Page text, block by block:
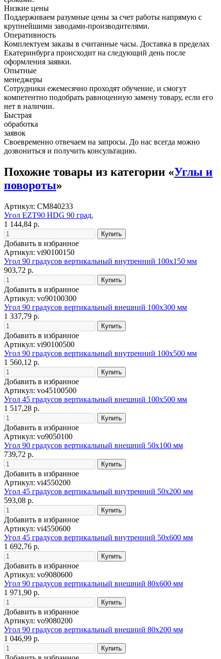
Низкие цены
Поддерживаем разумные цены за счет работы напрямую с
крупнейшими заводами-производителями.
Оперативность
Комплектуем заказы в считанные часы. Доставка в пределах
Екатеринбурга происходит на следующий день после
оформления заявки.
Опытные
менеджеры
Сотрудники ежемесячно проходят обучение, и смогут
компетентно подобрать равноценную замену товару, если его
нет в наличии.
Быстрая
обработка
заявок
Своевременно отвечаем на запросы. До нас всегда можно
дозвониться и получить консультацию.
Похожие товары из категории «Углы и
повороты»
Артикул: CM840233
Угол EZT90 HDG 90 град,
1 144,84 р.
Добавить в избранное
Артикул: vi90100150
Угол 90 градусов вертикальный внутренний 100x150 мм
903,72 р.
Добавить в избранное
Артикул: vo90100300
Угол 90 градусов вертикальный внешний 100x300 мм
1 337,79 р.
Добавить в избранное
Артикул: vi90100500
Угол 90 градусов вертикальный внутренний 100x500 мм
1 560,12 р.
Добавить в избранное
Артикул: vo45100500
Угол 45 градусов вертикальный внешний 100x500 мм
1 517,28 р.
Добавить в избранное
Артикул: vo9050100
Угол 90 градусов вертикальный внешний 50x100 мм
739,72 р.
Добавить в избранное
Артикул: vi4550200
Угол 45 градусов вертикальный внутренний 50x200 мм
593,08 р.
Добавить в избранное
Артикул: vi4550600
Угол 45 градусов вертикальный внутренний 50x600 мм
1 692,76 р.
Добавить в избранное
Артикул: vo9080600
Угол 90 градусов вертикальный внешний 80x600 мм
1 971,90 р.
Добавить в избранное
Артикул: vo9080200
Угол 90 градусов вертикальный внешний 80x200 мм
1 046,99 р.